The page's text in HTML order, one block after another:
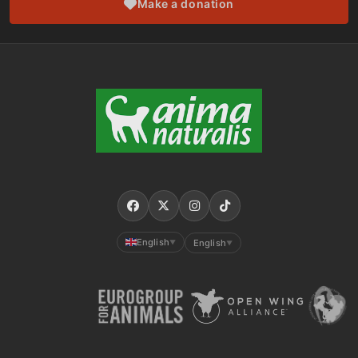
Make a donation
English ▼ English ▼